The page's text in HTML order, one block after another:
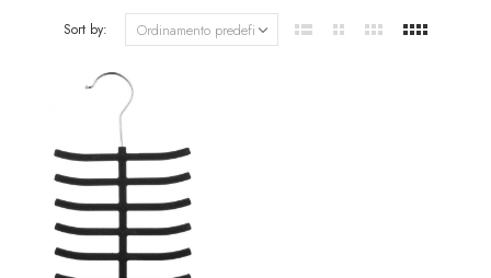
Sort by: